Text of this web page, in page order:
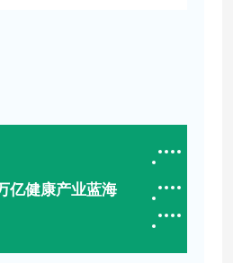
亿健康产业蓝海